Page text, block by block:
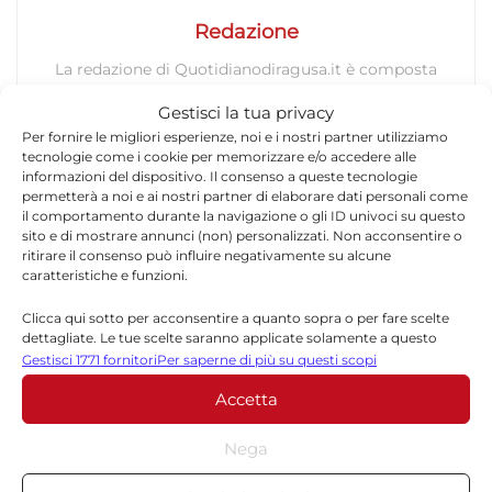
Gestisci la tua privacy
Per fornire le migliori esperienze, noi e i nostri partner utilizziamo
tecnologie come i cookie per memorizzare e/o accedere alle
informazioni del dispositivo. Il consenso a queste tecnologie
permetterà a noi e ai nostri partner di elaborare dati personali come
il comportamento durante la navigazione o gli ID univoci su questo
sito e di mostrare annunci (non) personalizzati. Non acconsentire o
ritirare il consenso può influire negativamente su alcune
caratteristiche e funzioni.
Clicca qui sotto per acconsentire a quanto sopra o per fare scelte
dettagliate. Le tue scelte saranno applicate solamente a questo
sito. È possibile modificare le impostazioni in qualsiasi momento,
compreso il ritiro del consenso, utilizzando i pulsanti della Cookie
Policy o cliccando sul pulsante di gestione del consenso nella parte
inferiore dello schermo.
Statistiche
Gestisci 1771 fornitoriPer saperne di più su questi scopi
Accetta
Nega
Redazione
La redazione di Quotidianodiragusa.it è composta
dell’informazione che ogni giorno lavorano per
offrire notizie, approfondimenti e contenuti
accurati dedicati alla Sicilia, all’attualità, alla
politica, alla cronaca, alla cultura e allo sport. Un
team dinamico e indipendente che garantisce
qualità, tempestività e affidabilità.
Lascia un commento
Il tuo indirizzo email non sarà pubblicato.
obbligatori sono contrassegnati